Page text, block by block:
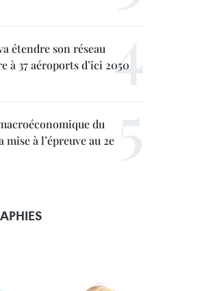
étendre son réseau
à 37 aéroports d’ici 2050
du
mise à l’épreuve au 2e